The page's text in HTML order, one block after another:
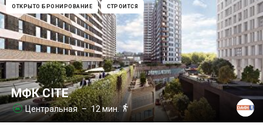
ОТКРЫТО БРОНИРОВАНИЕ СТРОИТСЯ
МФК CITE
 Центральная– 12 мин.